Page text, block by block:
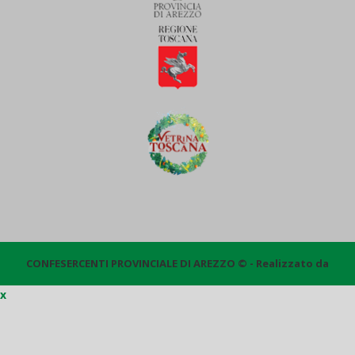
CONFESERCENTI PROVINCIALE DI AREZZO © - Realizzato da
x